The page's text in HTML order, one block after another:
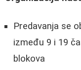
Predavanja se
između 9 i 19
blokova